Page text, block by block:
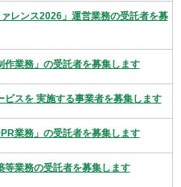
レンス2026」運営業務の受託者を募
作業務」の受託者を募集します
スを 実施する事業者を募集します
業務」の受託者を募集します
等業務の受託者を募集します